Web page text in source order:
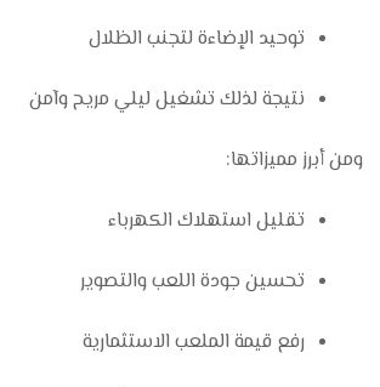
توحيد الإضاءة لتجنب الظلال
نتيجة لذلك تشغيل ليلي مريح وآمن
ومن أبرز مميزاتها:
تقليل استهلاك الكهرباء
تحسين جودة اللعب والتصوير
رفع قيمة الملعب الاستثمارية